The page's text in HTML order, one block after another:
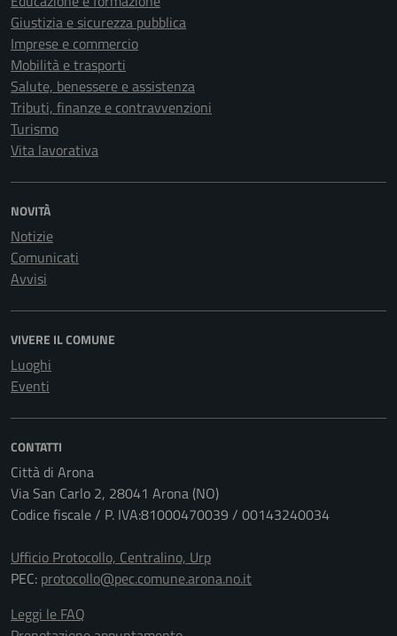
Giustizia e sicurezza pubblica
Imprese e commercio
Mobilità e trasporti
Salute, benessere e assistenza
Tributi, finanze e contravvenzioni
Turismo
Vita lavorativa
NOVITÀ
Notizie
Comunicati
Avvisi
VIVERE IL COMUNE
Luoghi
Eventi
CONTATTI
Città di Arona
Via San Carlo 2, 28041 Arona (NO)
Codice fiscale / P. IVA:81000470039 / 00143240034
Ufficio Protocollo, Centralino, Urp
PEC: protocollo@pec.comune.arona.no.it
Leggi le FAQ